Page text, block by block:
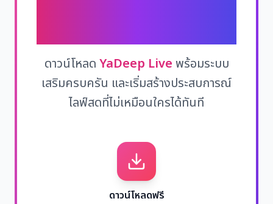
ดาวน์โหลด YaDeep Live พร้อมระบบ
เสริมครบครัน และเริ่มสร้างประสบการณ์
ไลฟ์สดที่ไม่เหมือนใครได้ทันที
ดาวน์โหลดฟรี